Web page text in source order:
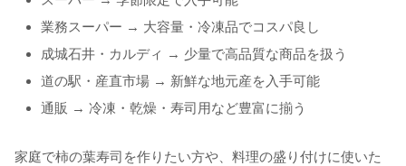
業務スーパー → 大容量・冷凍品でコスパ良し
成城石井・カルディ → 少量で高品質な商品を扱う
道の駅・産直市場 → 新鮮な地元産を入手可能
通販 → 冷凍・乾燥・寿司用など豊富に揃う
家庭で柿の葉寿司を作りたい方や、料理の盛り付けに使いた